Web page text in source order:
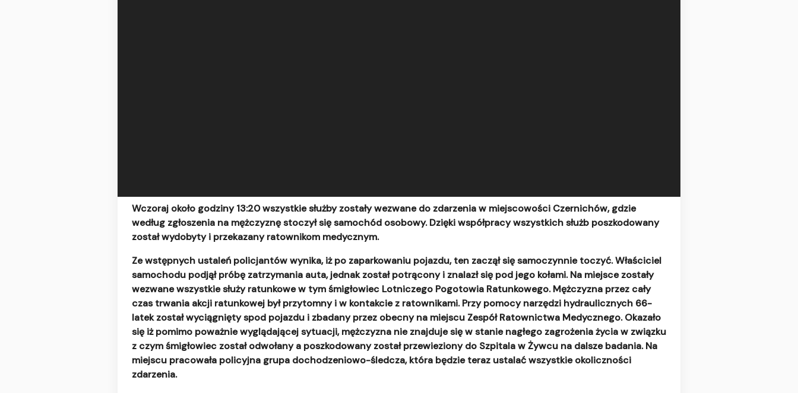
Wczoraj około godziny 13:20 wszystkie służby zostały wezwane do zdarzenia w miejscowości Czernichów, gdzie
według zgłoszenia na mężczyznę stoczył się samochód osobowy. Dzięki współpracy wszystkich służb poszkodowany
został wydobyty i przekazany ratownikom medycznym.
Ze wstępnych ustaleń policjantów wynika, iż po zaparkowaniu pojazdu, ten zaczął się samoczynnie toczyć. Właściciel
samochodu podjął próbę zatrzymania auta, jednak został potrącony i znalazł się pod jego kołami. Na miejsce zostały
wezwane wszystkie służy ratunkowe w tym śmigłowiec Lotniczego Pogotowia Ratunkowego. Mężczyzna przez cały
czas trwania akcji ratunkowej był przytomny i w kontakcie z ratownikami. Przy pomocy narzędzi hydraulicznych 66-
latek został wyciągnięty spod pojazdu i zbadany przez obecny na miejscu Zespół Ratownictwa Medycznego. Okazało
się iż pomimo poważnie wyglądającej sytuacji, mężczyzna nie znajduje się w stanie nagłego zagrożenia życia w związku
z czym śmigłowiec został odwołany a poszkodowany został przewieziony do Szpitala w Żywcu na dalsze badania. Na
miejscu pracowała policyjna grupa dochodzeniowo-śledcza, która będzie teraz ustalać wszystkie okoliczności
zdarzenia.